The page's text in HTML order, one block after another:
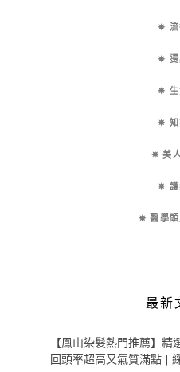
✵ 流
✵ 燙
✵ 生
✵ 知
✵ 美
✵ 護
✵ 醫學頭
最新
【鳳山染髮熱門推薦】精
回頭率超高又氣質滿點 |